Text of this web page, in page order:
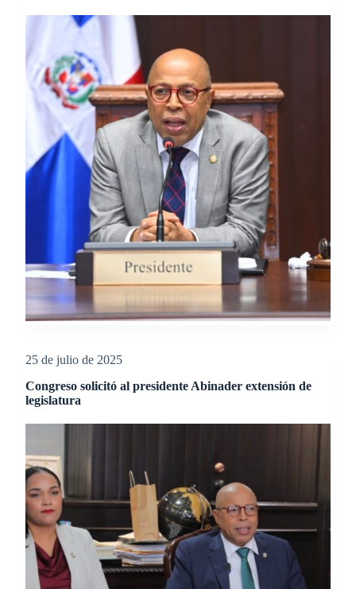
25 de julio de 2025
Congreso solicitó al presidente Abinader extensión de
legislatura